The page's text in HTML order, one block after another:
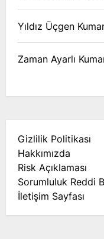
Yıldız Üçgen
Zaman Ayarlı
Gizlilik Politikası
Hakkımızda
Risk Açıklaması
Sorumluluk Reddi
İletişim Sayfası